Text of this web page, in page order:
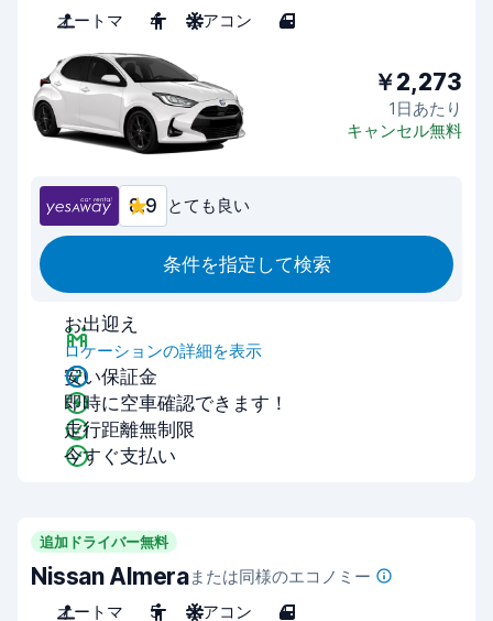
オートマ
4 エアコン 4
￥2,273
1日あたり
キャンセル無料
8.9 とても良い
条件を指定して検索
お出迎え
ロケーションの詳細を表示
安い保証金
即時に空車確認できます！
走行距離無制限
今すぐ支払い
追加ドライバー無料
Nissan Almeraまたは同様のエコノミー
オートマ
5 エアコン 4